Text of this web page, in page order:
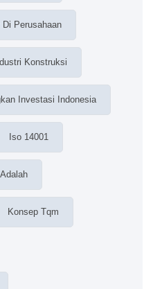
Perusahaan
Konstruksi
Investasi Indonesia
Iso 14001
Konsep Tqm